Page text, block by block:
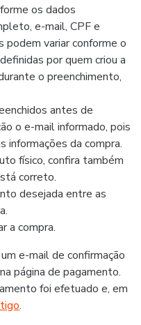
os dados
e-mail, CPF e
podem variar conforme o
por quem criou a
o preenchimento,
antes de
o e-mail informado, pois
informações da compra.
físico, confira também
correto.
desejada entre as
a compra.
e-mail de confirmação
página de pagamento.
foi efetuado e, em
.